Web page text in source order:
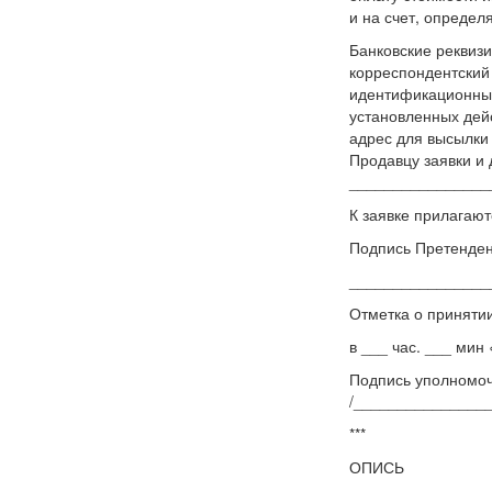
и на счет,
Банковские
установленных
адрес для высылки
Продавцу заявки и
К заявке
Подпись
Отметка о
в ___ час. ___
Подпись
/
***
ОПИСЬ